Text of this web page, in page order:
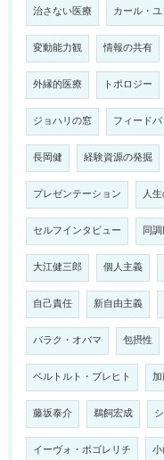
治さない医療 カール・
変動能力観 情報の共有
外縁的医療 トポロジー
ジョハリの窓 フィードバ
長岡健 経験資源の発掘
プレゼンテーション 人
セルフインタビュー 同
大江健三郎 個人主義
自己責任 新自由主義
バラク・オバマ 包摂性
ベルトルト・ブレヒト
藤坂泰介 鵜飼宏成
イーヴォ・ポゴレリチ